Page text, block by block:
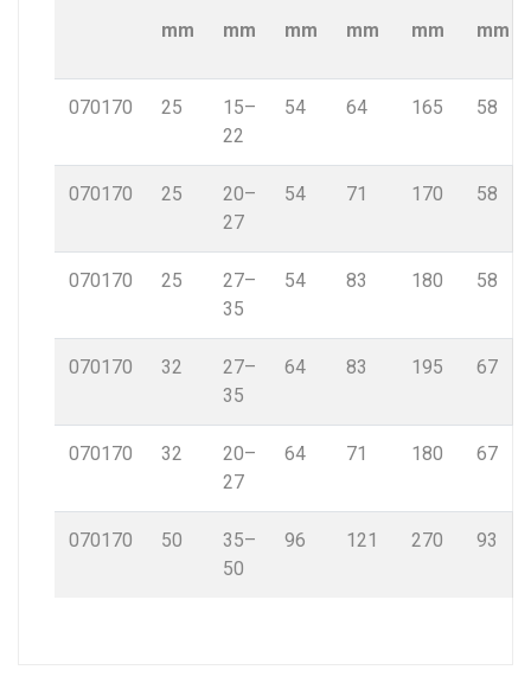
mm mm mm mm mm mm
070170 25
15–
22
54 64 165 58
070170 25
20–
27
54 71 170 58
070170 25
27–
35
54 83 180 58
070170 32
27–
35
64 83 195 67
070170 32
20–
27
64 71 180 67
070170 50
35–
50
96 121 270 93